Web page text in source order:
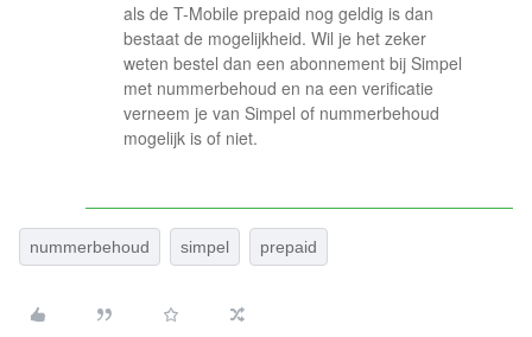
als de T-Mobile prepaid nog geldig is dan
bestaat de mogelijkheid. Wil je het zeker
weten bestel dan een abonnement bij Simpel
met nummerbehoud en na een verificatie
verneem je van Simpel of nummerbehoud
mogelijk is of niet.
nummerbehoud simpel prepaid